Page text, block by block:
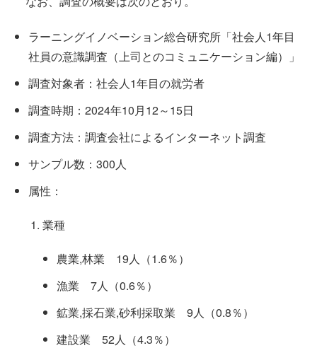
ラーニングイノベーション総合研究所「社会人1年目
社員の意識調査（上司とのコミュニケーション編）」
調査対象者：社会人1年目の就労者
調査時期：2024年10月12～15日
調査方法：調査会社によるインターネット調査
サンプル数：300人
属性：
業種
農業,林業 19人（1.6％）
漁業 7人（0.6％）
鉱業,採石業,砂利採取業 9人（0.8％）
建設業 52人（4.3％）